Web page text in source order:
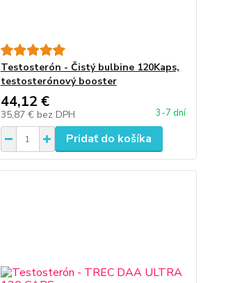
Testosterón - Čistý bulbine 120Kaps,
testosterónový booster
44,12 €
35,87 € bez DPH 3-7 dní
Pridať do košíka